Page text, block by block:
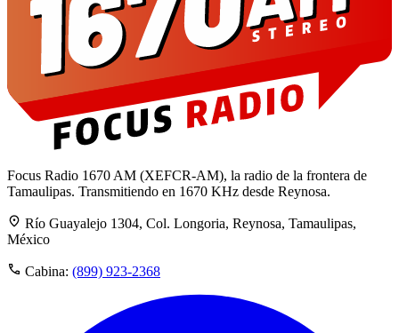
Focus Radio 1670 AM (XEFCR-AM), la radio de la frontera de
Tamaulipas. Transmitiendo en 1670 KHz desde Reynosa.
Río Guayalejo 1304, Col. Longoria, Reynosa, Tamaulipas,
México
Cabina: (899) 923-2368